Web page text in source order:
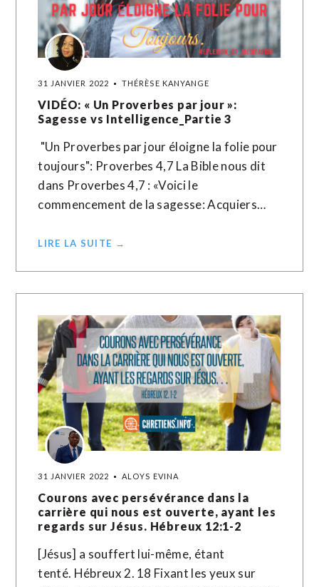
31 JANVIER 2022 THÉRÈSE KANYANGE
VIDÉO: « Un Proverbes par jour »:
Sagesse vs Intelligence_Partie 3
"Un Proverbes par jour éloigne la folie pour
toujours": Proverbes 4,7 La Bible nous dit
dans Proverbes 4,7 : «Voici le
commencement de la sagesse: Acquiers…
LIRE LA SUITE →
31 JANVIER 2022 ALOYS EVINA
Courons avec persévérance dans la
carrière qui nous est ouverte, ayant les
regards sur Jésus. Hébreux 12:1-2
[Jésus] a souffert lui-même, étant
tenté. Hébreux 2. 18 Fixant les yeux sur